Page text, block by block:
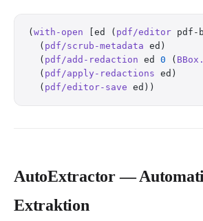
( with-open [ed ( pdf/editor pdf-
  (
pdf/scrub-metadata ed)
  (
pdf/add-redaction ed 0 ( BBox.
  (
pdf/apply-redactions ed)
  (
pdf/editor-save ed))
AutoExtractor —
Extraktion